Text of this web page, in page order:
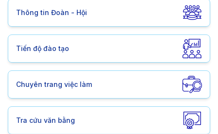
Thông tin Đoàn - Hội
Tiến độ đào tạo
Chuyên trang việc làm
Tra cứu văn bằng